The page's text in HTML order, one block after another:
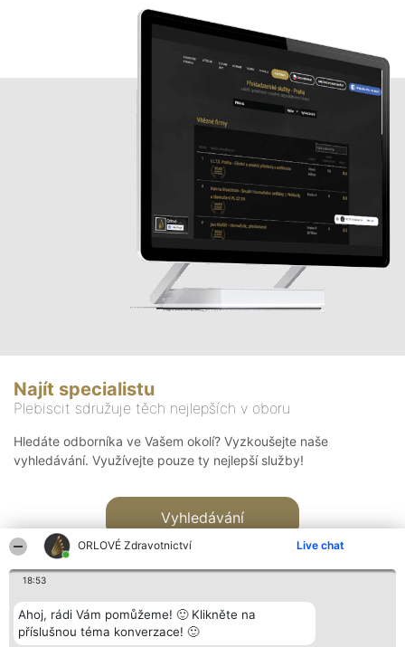
ORLOVÉ Zdravotnictví Live chat
18:53
Ahoj, rádi Vám pomůžeme! 🙂 Klikněte na
příslušnou téma konverzace! 🙂
Najít specialistu
Plebiscit sdružuje těch nejlepších v oboru
Hledáte odborníka ve Vašem okolí? Vyzkoušejte naše
vyhledávání. Využívejte pouze ty nejlepší služby!
Vyhledávání